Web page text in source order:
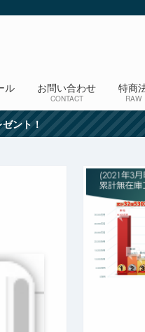
ル お問い合わせ
CONTACT
特商
RAW
ント！